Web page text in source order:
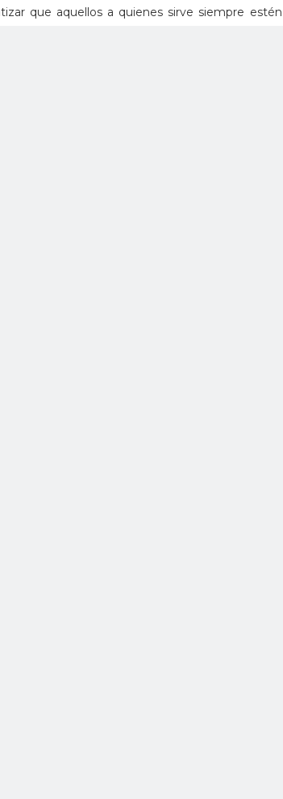
que aquellos a quienes sirve siempre estén